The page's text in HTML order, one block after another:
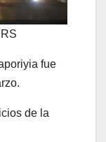
fue
de la